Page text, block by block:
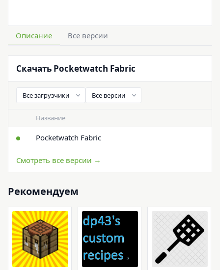
Описание Все версии
Скачать Pocketwatch Fabric
Название
Pocketwatch Fabric
Смотреть все версии →
Рекомендуем